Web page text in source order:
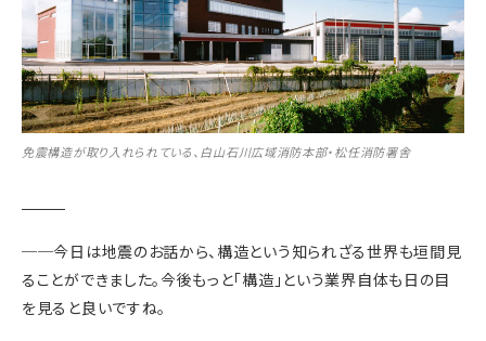
免震構造が取り入れられている、白山石川広域消防本部・松任消防署舎
──今日は地震のお話から、構造という知られざる世界も垣間見
ることができました。今後もっと「構造」という業界自体も日の目
を見ると良いですね。